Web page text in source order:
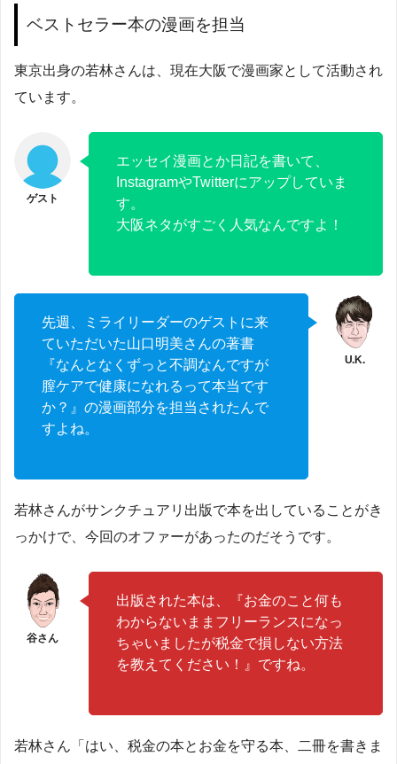
ベストセラー本の漫画を担当
東京出身の若林さんは、現在大阪で漫画家として活動され
ています。
エッセイ漫画とか日記を書いて、
InstagramやTwitterにアップしていま
す。
大阪ネタがすごく人気なんですよ！
先週、ミライリーダーのゲストに来
ていただいた山口明美さんの著書
『なんとなくずっと不調なんですが
膣ケアで健康になれるって本当です
か？』の漫画部分を担当されたんで
すよね。
若林さんがサンクチュアリ出版で本を出していることがき
っかけで、今回のオファーがあったのだそうです。
出版された本は、『お金のこと何も
わからないままフリーランスになっ
ちゃいましたが税金で損しない方法
を教えてください！』ですね。
若林さん「はい、税金の本とお金を守る本、二冊を書きま